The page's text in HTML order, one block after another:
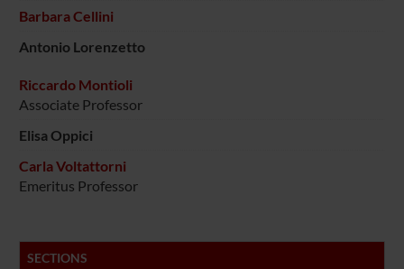
Barbara Cellini
Antonio Lorenzetto
Riccardo Montioli
Associate Professor
Elisa Oppici
Carla Voltattorni
Emeritus Professor
SECTIONS